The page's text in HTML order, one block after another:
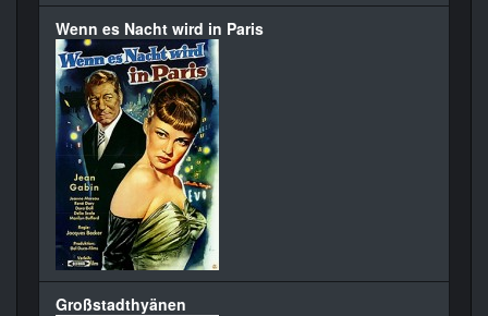
Wenn es Nacht wird in Paris
Großstadthyänen